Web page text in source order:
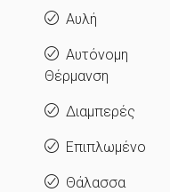
Αυλή
Αυτόνομη
Θέρμανση
Διαμπερές
Επιπλωμένο
Θάλασσα